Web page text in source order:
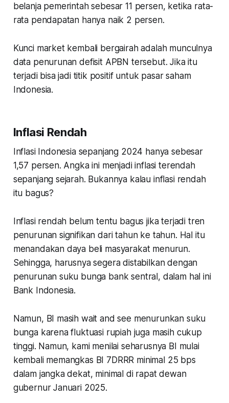
belanja pemerintah sebesar 11 persen, ketika rata-
rata pendapatan hanya naik 2 persen.
Kunci market kembali bergairah adalah munculnya
data penurunan defisit APBN tersebut. Jika itu
terjadi bisa jadi titik positif untuk pasar saham
Indonesia.
Inflasi Rendah
Inflasi Indonesia sepanjang 2024 hanya sebesar
1,57 persen. Angka ini menjadi inflasi terendah
sepanjang sejarah. Bukannya kalau inflasi rendah
itu bagus?
Inflasi rendah belum tentu bagus jika terjadi tren
penurunan signifikan dari tahun ke tahun. Hal itu
menandakan daya beli masyarakat menurun.
Sehingga, harusnya segera distabilkan dengan
penurunan suku bunga bank sentral, dalam hal ini
Bank Indonesia.
Namun, BI masih wait and see menurunkan suku
bunga karena fluktuasi rupiah juga masih cukup
tinggi. Namun, kami menilai seharusnya BI mulai
kembali memangkas BI 7DRRR minimal 25 bps
dalam jangka dekat, minimal di rapat dewan
gubernur Januari 2025.